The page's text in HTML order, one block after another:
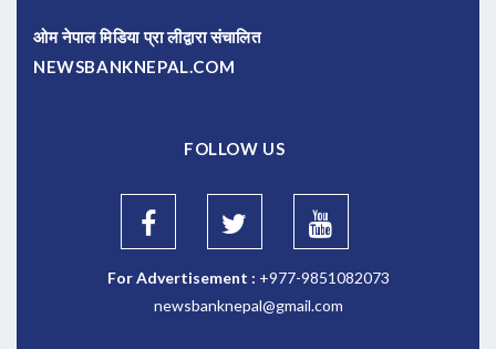
ओम नेपाल मिडिया प्रा लीद्वारा संचालित
NEWSBANKNEPAL.COM
FOLLOW US
For Advertisement : +977-9851082073
newsbanknepal@gmail.com